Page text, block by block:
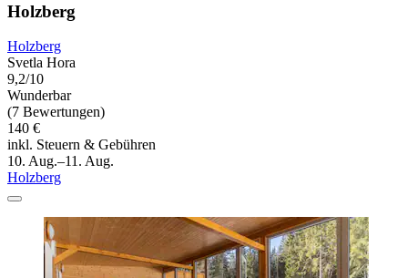
Holzberg
Holzberg
Svetla Hora
9,2/10
Wunderbar
(7 Bewertungen)
140 €
inkl. Steuern & Gebühren
10. Aug.–11. Aug.
Holzberg